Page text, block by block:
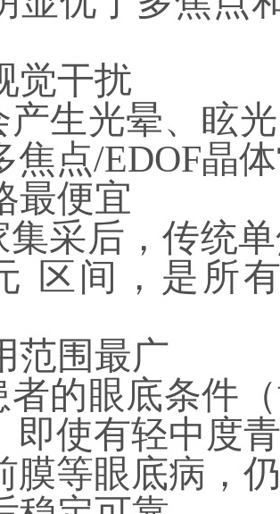
觉干扰
产生光晕、眩
焦点/EDOF晶
最便宜
集采后，传统
区间，是所
范围最广
者的眼底条件
即使有轻中度
膜等眼底病，